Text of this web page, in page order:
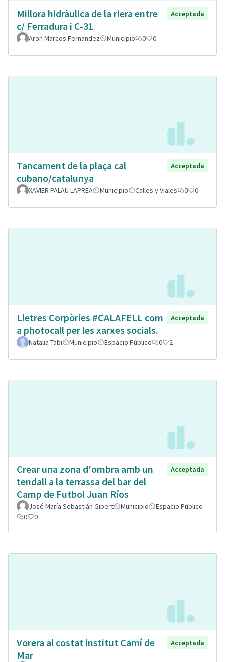
Millora hidràulica de la riera entre
c/ Ferradura i C-31
Acceptada
Aron Marcos Fernandez Municipio 0 0
Tancament de la plaça cal
cubano/catalunya
Acceptada
XAVIER PALAU LAPREA Municipio Calles y Viales 0 0
Lletres Corpòries #CALAFELL com
a photocall per les xarxes socials.
Acceptada
Natalia Tabi Municipio Espacio Público 0 2
Crear una zona d'ombra amb un
tendall a la terrassa del bar del
Camp de Futbol Juan Ríos
Acceptada
José María Sebastián Gibert Municipio
Espacio Público
0
0
Vorera al costat institut Camí de
Mar
Acceptada